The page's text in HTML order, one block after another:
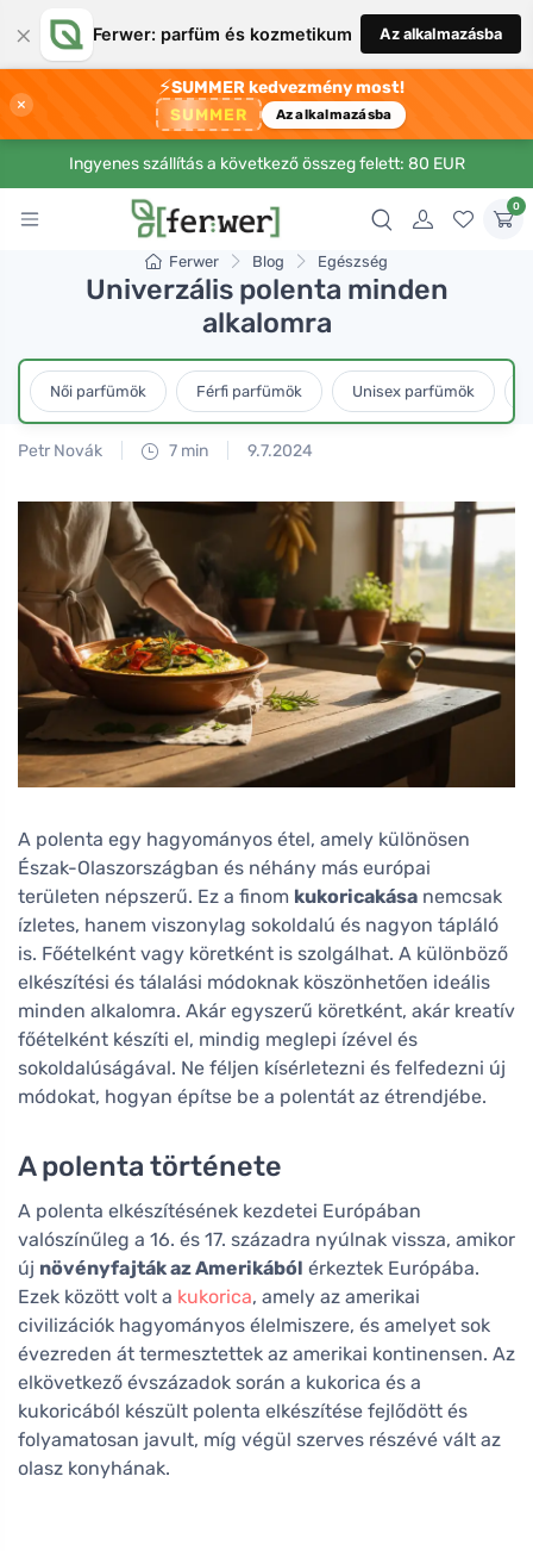
× Ferwer: parfüm és kozmetikum Az alkalmazásba
×
⚡SUMMER kedvezmény most!
SUMMER Az alkalmazásba
Ingyenes szállítás a következő összeg felett: 80 EUR
0
Ferwer Blog Egészség
Univerzális polenta minden
alkalomra
Női parfümök Férfi parfümök Unisex parfümök
Petr Novák 7 min 9.7.2024
A polenta egy hagyományos étel, amely különösen
Észak-Olaszországban és néhány más európai
területen népszerű. Ez a finom kukoricakása nemcsak
ízletes, hanem viszonylag sokoldalú és nagyon tápláló
is. Főételként vagy köretként is szolgálhat. A különböző
elkészítési és tálalási módoknak köszönhetően ideális
minden alkalomra. Akár egyszerű köretként, akár kreatív
főételként készíti el, mindig meglepi ízével és
sokoldalúságával. Ne féljen kísérletezni és felfedezni új
módokat, hogyan építse be a polentát az étrendjébe.
A polenta története
A polenta elkészítésének kezdetei Európában
valószínűleg a 16. és 17. századra nyúlnak vissza, amikor
új növényfajták az Amerikából érkeztek Európába.
Ezek között volt a kukorica, amely az amerikai
civilizációk hagyományos élelmiszere, és amelyet sok
évezreden át termesztettek az amerikai kontinensen. Az
elkövetkező évszázadok során a kukorica és a
kukoricából készült polenta elkészítése fejlődött és
folyamatosan javult, míg végül szerves részévé vált az
olasz konyhának.